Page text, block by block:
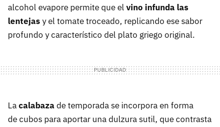
alcohol evapore permite que el vino infunda las
lentejas y el tomate troceado, replicando ese sabor
profundo y característico del plato griego original.
Lacalabazade temporada se incorpora en forma
de cubos para aportar una dulzura sutil, que contrasta